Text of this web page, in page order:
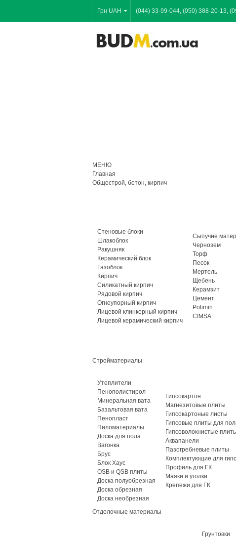
Грн UAH (044) 33-99-044, (050) 388-20-13,
МЕНЮ
Главная
Общестрой, бетон, кирпич
Стеновые блоки
Шлакоблок
Ракушняк
Керамический блок
Газоблок
Кирпич
Силикатный кирпич
Рядовой кирпич
Огнеупорный кирпич
Лицевой клинкерный кирпич
Лицевой керамический кирпич
Сыпучие
Чернозем
Торф
Песок
Мертель
Щебень
Керамзит
Цемент
Polimin
CIMSA
Стройматериалы
Утеплители
Пенополистирол
Минеральная вата
Базальтовая вата
Пенопласт
Пиломатериалы
Доска для пола
Вагонка
Брус
Блок Хаус
OSB и QSB плиты
Доска полуобрезная
Доска обрезная
Доска необрезная
Гипсокартон
Магнезитовые плиты
Гипсокартоные листы
Гипсовые плиты для
Гипсоволокнистые
Аквапанели
Пазогребневые плиты
Комплектующие для
Профиль для ГК
Маяки и уголки
Крепежи для ГК
Отделочные материалы
Грунтовки